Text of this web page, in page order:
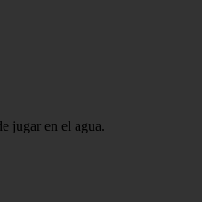
jugar en el agua.